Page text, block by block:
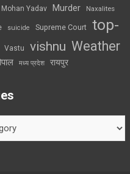
Mohan Yadav Murder Naxalites
suicide Supreme Court top-
Vastu vishnu Weather
मध्य प्रदेश रायपुर